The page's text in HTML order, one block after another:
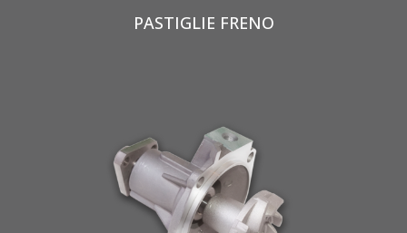
PASTIGLIE FRENO